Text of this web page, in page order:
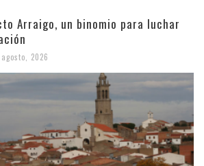
Arraigo, un binomio para luchar
2026